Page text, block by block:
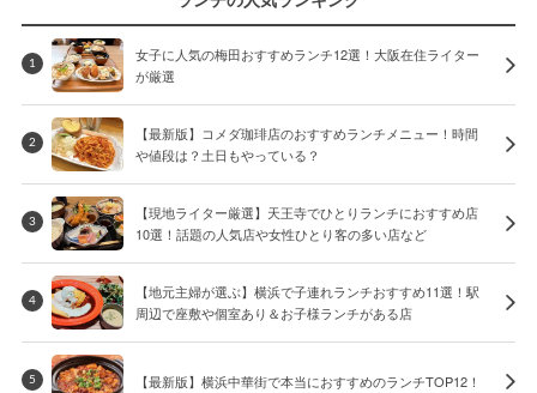
1
女子に人気の梅田おすすめランチ12選！大阪在住ライター
が厳選
2
【最新版】コメダ珈琲店のおすすめランチメニュー！時間
や値段は？土日もやっている？
3
【現地ライター厳選】天王寺でひとりランチにおすすめ店
10選！話題の人気店や女性ひとり客の多い店など
4
【地元主婦が選ぶ】横浜で子連れランチおすすめ11選！駅
周辺で座敷や個室あり＆お子様ランチがある店
5 【最新版】横浜中華街で本当におすすめのランチTOP12！